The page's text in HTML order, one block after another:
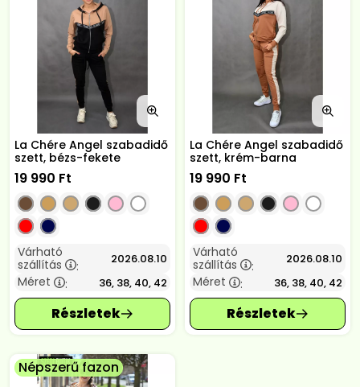
La Chére Angel szabadidő
szett, bézs-fekete
19 990 Ft
Várható
szállítás
: 2026.08.10
Méret : 36, 38, 40, 42
La Chére Angel szabadidő
szett, krém-barna
19 990 Ft
Várható
szállítás
: 2026.08.10
Méret : 36, 38, 40, 42
Népszerű fazon